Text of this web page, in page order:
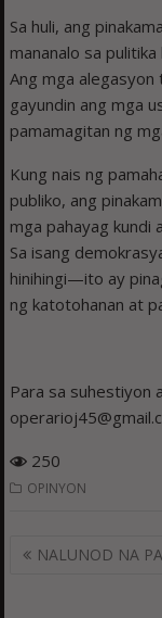
Sa huli, ang
mananalo sa
Ang mga
gayundin ang mga
pamamagitan ng
Kung nais ng
publiko, ang
mga pahayag kundi
Sa isang
hinihingi—ito ay
ng katotohanan at
Para sa suhestiyon
250
OPINYON
Post
NALUNOD NA